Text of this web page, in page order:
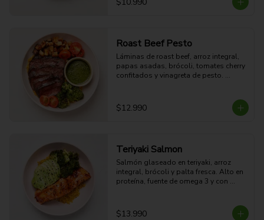
Roast Beef Pesto
Láminas de roast beef, arroz integral,
papas asadas, brócoli, tomates cherry
confitados y vinagreta de pesto.
48g Proteina - 49g Carbohidratos -
30g grasa - 6.5g Fibra - 661 Kcal
$12.990
Teriyaki Salmon
Salmón glaseado en teriyaki, arroz
integral, brócoli y palta fresca. Alto en
proteína, fuente de omega 3 y con
27g grasa - 7g Fibra - 546 Kcal
$13.990